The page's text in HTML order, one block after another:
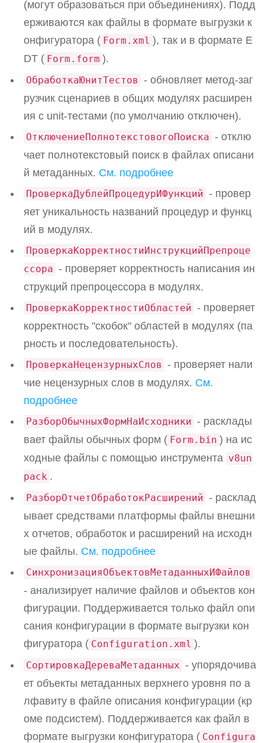
(могут образоваться при объединениях). Подд
ерживаются как файлы в формате выгрузки к
онфигуратора ( Form.xml ), так и в формате E
DT ( Form.form ).
ОбработкаЮнитТестов - обновляет метод-заг
рузчик сценариев в общих модулях расширен
ия с unit-тестами (по умолчанию отключен).
ОтключениеПолнотекстовогоПоиска - отклю
чает полнотекстовый поиск в файлах описани
й метаданных. См. подробнее
ПроверкаДублейПроцедурИФункций - провер
яет уникальность названий процедур и функц
ий в модулях.
ПроверкаКорректностиИнструкцийПрепроце
ссора - проверяет корректность написания ин
струкций препроцессора в модулях.
ПроверкаКорректностиОбластей - проверяет
корректность "скобок" областей в модулях (па
рность и последовательность).
ПроверкаНецензурныхСлов - проверяет нали
чие нецензурных слов в модулях. См.
подробнее
РазборОбычныхФормНаИсходники - расклады
вает файлы обычных форм ( Form.bin ) на ис
ходные файлы с помощью инструмента v8un
pack .
РазборОтчетОбработокРасширений - расклад
ывает средствами платформы файлы внешни
х отчетов, обработок и расширений на исходн
ые файлы. См. подробнее
СинхронизацияОбъектовМетаданныхИФайлов
- анализирует наличие файлов и объектов кон
фигурации. Поддерживается только файл опи
сания конфигурации в формате выгрузки кон
фигуратора ( Configuration.xml ).
СортировкаДереваМетаданных - упорядочива
ет объекты метаданных верхнего уровня по а
лфавиту в файле описания конфигурации (кр
оме подсистем). Поддерживается как файл в
формате выгрузки конфигуратора ( Configura